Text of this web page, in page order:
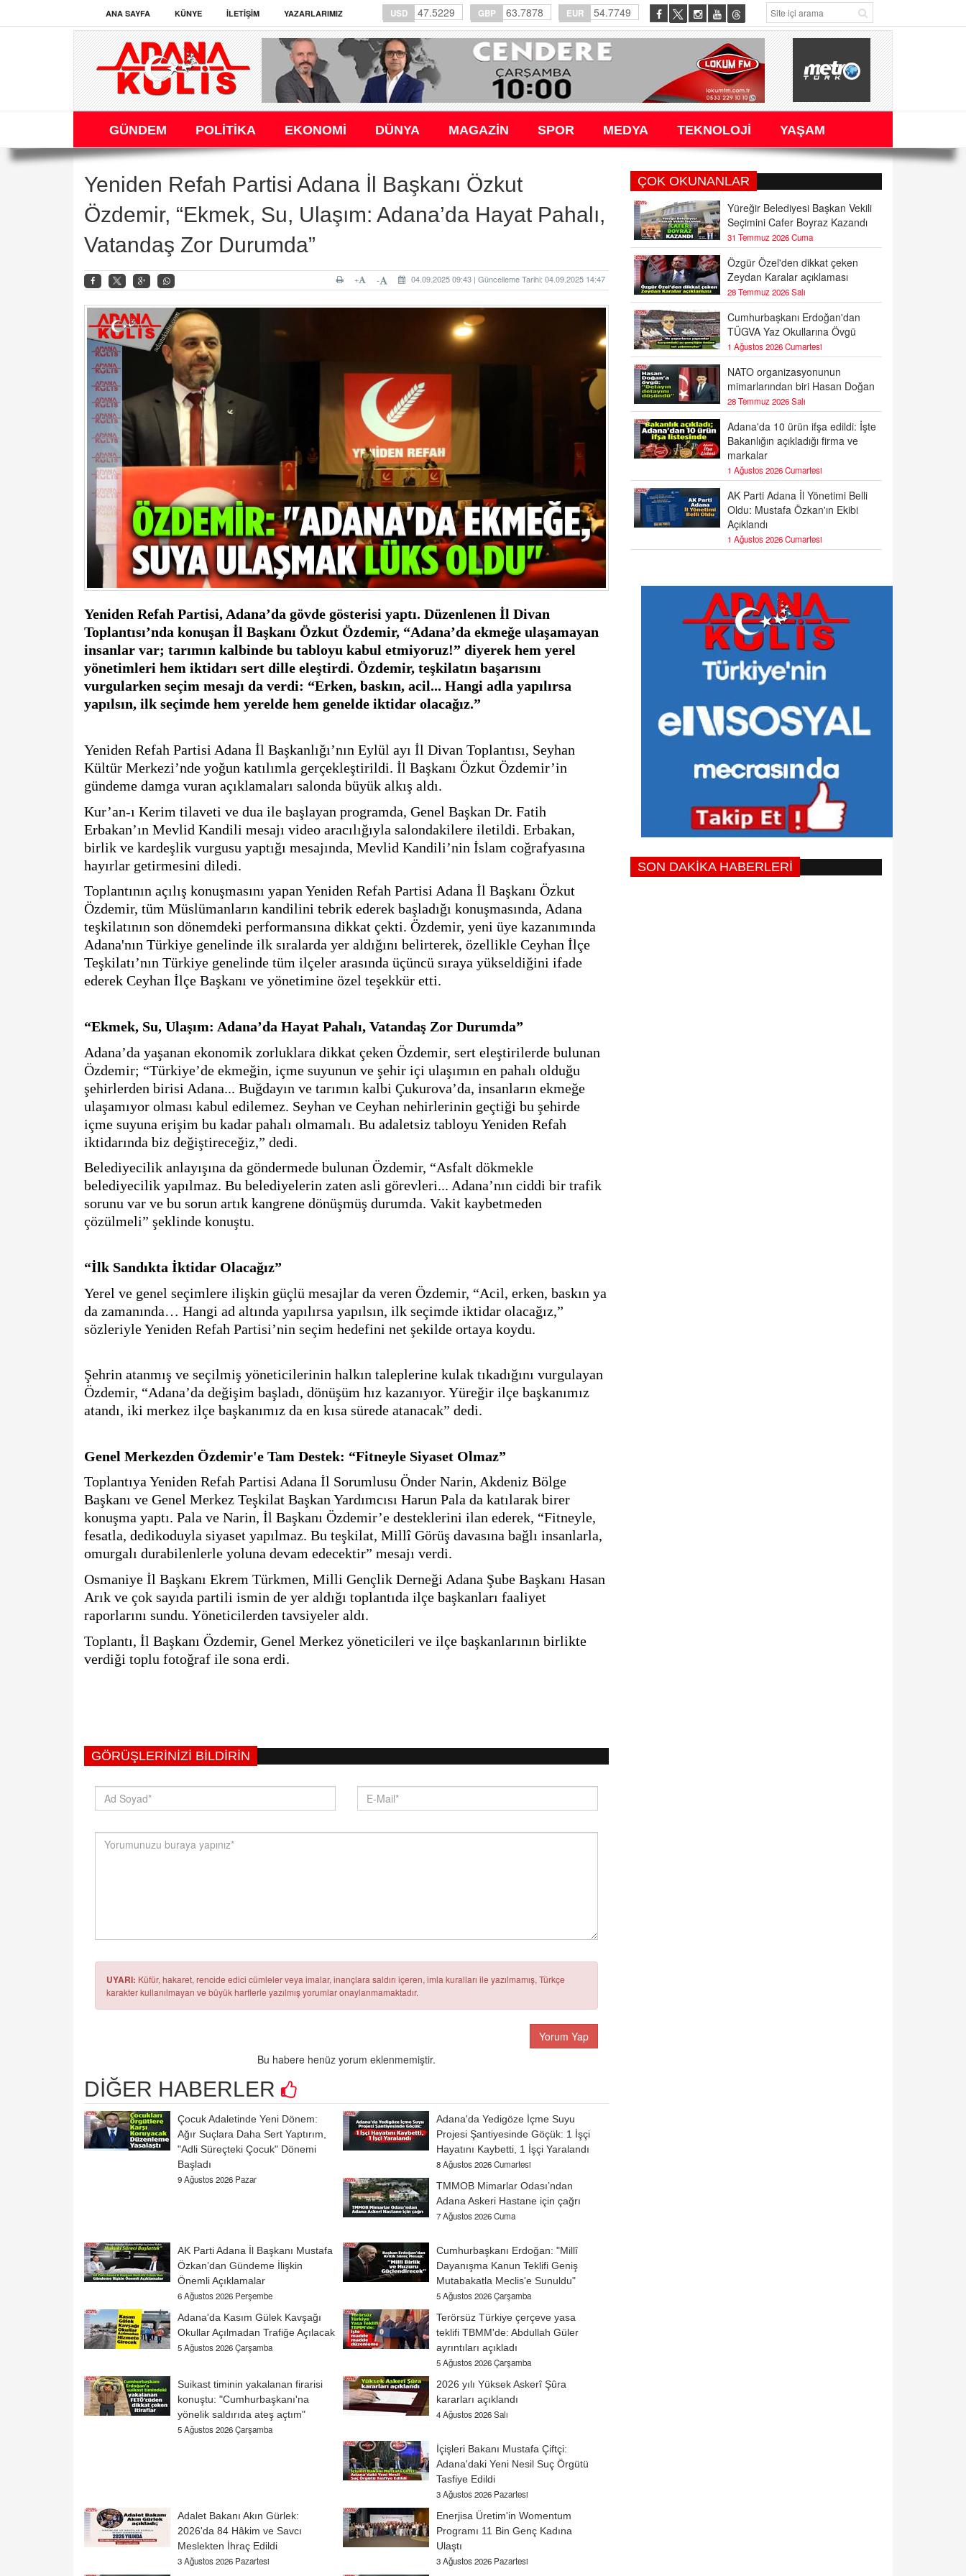
ANA SAYFA KÜNYE İLETIŞIM YAZARLARIMIZ USD 47.5229 GBP 63.7878 EUR 54.7749
GÜNDEM POLİTİKA EKONOMİ DÜNYA MAGAZİN SPOR MEDYA TEKNOLOJİ YAŞAM
Yeniden Refah Partisi Adana İl Başkanı Özkut
Özdemir, “Ekmek, Su, Ulaşım: Adana’da Hayat Pahalı,
Vatandaş Zor Durumda”
04.09.2025 09:43 | Güncelleme Tarihi: 04.09.2025 14:47
-
+
Yeniden Refah Partisi, Adana’da gövde gösterisi yaptı. Düzenlenen İl Divan
Toplantısı’nda konuşan İl Başkanı Özkut Özdemir, “Adana’da ekmeğe ulaşamayan
insanlar var; tarımın kalbinde bu tabloyu kabul etmiyoruz!” diyerek hem yerel
yönetimleri hem iktidarı sert dille eleştirdi. Özdemir, teşkilatın başarısını
vurgularken seçim mesajı da verdi: “Erken, baskın, acil... Hangi adla yapılırsa
yapılsın, ilk seçimde hem yerelde hem genelde iktidar olacağız.”
Yeniden Refah Partisi Adana İl Başkanlığı’nın Eylül ayı İl Divan Toplantısı, Seyhan
Kültür Merkezi’nde yoğun katılımla gerçekleştirildi. İl Başkanı Özkut Özdemir’in
gündeme damga vuran açıklamaları salonda büyük alkış aldı.
Kur’an-ı Kerim tilaveti ve dua ile başlayan programda, Genel Başkan Dr. Fatih
Erbakan’ın Mevlid Kandili mesajı video aracılığıyla salondakilere iletildi. Erbakan,
birlik ve kardeşlik vurgusu yaptığı mesajında, Mevlid Kandili’nin İslam coğrafyasına
hayırlar getirmesini diledi.
Toplantının açılış konuşmasını yapan Yeniden Refah Partisi Adana İl Başkanı Özkut
Özdemir, tüm Müslümanların kandilini tebrik ederek başladığı konuşmasında, Adana
teşkilatının son dönemdeki performansına dikkat çekti. Özdemir, yeni üye kazanımında
Adana'nın Türkiye genelinde ilk sıralarda yer aldığını belirterek, özellikle Ceyhan İlçe
Teşkilatı’nın Türkiye genelinde tüm ilçeler arasında üçüncü sıraya yükseldiğini ifade
ederek Ceyhan İlçe Başkanı ve yönetimine özel teşekkür etti.
“Ekmek, Su, Ulaşım: Adana’da Hayat Pahalı, Vatandaş Zor Durumda”
Adana’da yaşanan ekonomik zorluklara dikkat çeken Özdemir, sert eleştirilerde bulunan
Özdemir; “Türkiye’de ekmeğin, içme suyunun ve şehir içi ulaşımın en pahalı olduğu
şehirlerden birisi Adana... Buğdayın ve tarımın kalbi Çukurova’da, insanların ekmeğe
ulaşamıyor olması kabul edilemez. Seyhan ve Ceyhan nehirlerinin geçtiği bu şehirde
içme suyuna erişim bu kadar pahalı olmamalı. Bu adaletsiz tabloyu Yeniden Refah
iktidarında biz değiştireceğiz,” dedi.
Belediyecilik anlayışına da göndermede bulunan Özdemir, “Asfalt dökmekle
belediyecilik yapılmaz. Bu belediyelerin zaten asli görevleri... Adana’nın ciddi bir trafik
sorunu var ve bu sorun artık kangrene dönüşmüş durumda. Vakit kaybetmeden
çözülmeli” şeklinde konuştu.
“İlk Sandıkta İktidar Olacağız”
Yerel ve genel seçimlere ilişkin güçlü mesajlar da veren Özdemir, “Acil, erken, baskın ya
da zamanında… Hangi ad altında yapılırsa yapılsın, ilk seçimde iktidar olacağız,”
sözleriyle Yeniden Refah Partisi’nin seçim hedefini net şekilde ortaya koydu.
Şehrin atanmış ve seçilmiş yöneticilerinin halkın taleplerine kulak tıkadığını vurgulayan
Özdemir, “Adana’da değişim başladı, dönüşüm hız kazanıyor. Yüreğir ilçe başkanımız
atandı, iki merkez ilçe başkanımız da en kısa sürede atanacak” dedi.
Genel Merkezden Özdemir'e Tam Destek: “Fitneyle Siyaset Olmaz”
Toplantıya Yeniden Refah Partisi Adana İl Sorumlusu Önder Narin, Akdeniz Bölge
Başkanı ve Genel Merkez Teşkilat Başkan Yardımcısı Harun Pala da katılarak birer
konuşma yaptı. Pala ve Narin, İl Başkanı Özdemir’e desteklerini ilan ederek, “Fitneyle,
fesatla, dedikoduyla siyaset yapılmaz. Bu teşkilat, Millî Görüş davasına bağlı insanlarla,
omurgalı durabilenlerle yoluna devam edecektir” mesajı verdi.
Osmaniye İl Başkanı Ekrem Türkmen, Milli Gençlik Derneği Adana Şube Başkanı Hasan
Arık ve çok sayıda partili ismin de yer aldığı toplantıda ilçe başkanları faaliyet
raporlarını sundu. Yöneticilerden tavsiyeler aldı.
Toplantı, İl Başkanı Özdemir, Genel Merkez yöneticileri ve ilçe başkanlarının birlikte
verdiği toplu fotoğraf ile sona erdi.
GÖRÜŞLERINIZI BILDIRIN
UYARI: Küfür, hakaret, rencide edici cümleler veya imalar, inançlara saldırı içeren, imla kuralları ile yazılmamış, Türkçe
karakter kullanılmayan ve büyük harflerle yazılmış yorumlar onaylanmamaktadır.
Yorum Yap
Bu habere henüz yorum eklenmemiştir.
DİĞER HABERLER
Çocuk Adaletinde Yeni Dönem:
Ağır Suçlara Daha Sert Yaptırım,
"Adli Süreçteki Çocuk" Dönemi
Başladı
9 Ağustos 2026 Pazar
Adana'da Yedigöze İçme Suyu
Projesi Şantiyesinde Göçük: 1 İşçi
Hayatını Kaybetti, 1 İşçi Yaralandı
8 Ağustos 2026 Cumartesi
TMMOB Mimarlar Odası’ndan
Adana Askeri Hastane için çağrı
7 Ağustos 2026 Cuma
AK Parti Adana İl Başkanı Mustafa
Özkan’dan Gündeme İlişkin
Önemli Açıklamalar
6 Ağustos 2026 Perşembe
Cumhurbaşkanı Erdoğan: "Millî
Dayanışma Kanun Teklifi Geniş
Mutabakatla Meclis'e Sunuldu"
5 Ağustos 2026 Çarşamba
Adana'da Kasım Gülek Kavşağı
Okullar Açılmadan Trafiğe Açılacak
5 Ağustos 2026 Çarşamba
Terörsüz Türkiye çerçeve yasa
teklifi TBMM'de: Abdullah Güler
ayrıntıları açıkladı
5 Ağustos 2026 Çarşamba
Suikast timinin yakalanan firarisi
konuştu: "Cumhurbaşkanı'na
yönelik saldırıda ateş açtım"
5 Ağustos 2026 Çarşamba
2026 yılı Yüksek Askerî Şûra
kararları açıklandı
4 Ağustos 2026 Salı
İçişleri Bakanı Mustafa Çiftçi:
Adana'daki Yeni Nesil Suç Örgütü
Tasfiye Edildi
3 Ağustos 2026 Pazartesi
Adalet Bakanı Akın Gürlek:
2026'da 84 Hâkim ve Savcı
Meslekten İhraç Edildi
3 Ağustos 2026 Pazartesi
Enerjisa Üretim'in Womentum
Programı 11 Bin Genç Kadına
Ulaştı
3 Ağustos 2026 Pazartesi
ÇOK OKUNANLAR
Yüreğir Belediyesi Başkan Vekili
Seçimini Cafer Boyraz Kazandı
31 Temmuz 2026 Cuma
Özgür Özel'den dikkat çeken
Zeydan Karalar açıklaması
28 Temmuz 2026 Salı
Cumhurbaşkanı Erdoğan'dan
TÜGVA Yaz Okullarına Övgü
1 Ağustos 2026 Cumartesi
NATO organizasyonunun
mimarlarından biri Hasan Doğan
28 Temmuz 2026 Salı
Adana'da 10 ürün ifşa edildi: İşte
Bakanlığın açıkladığı firma ve
markalar
1 Ağustos 2026 Cumartesi
AK Parti Adana İl Yönetimi Belli
Oldu: Mustafa Özkan'ın Ekibi
Açıklandı
1 Ağustos 2026 Cumartesi
SON DAKİKA HABERLERİ